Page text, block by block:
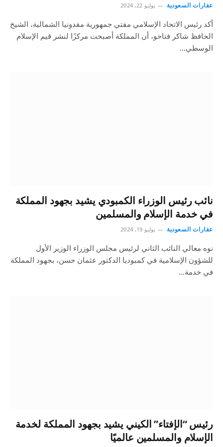
عقارات السعودية يوليو 22, 2024
أكد رئيس الاتحاد الإسلامي مفتي جمهورية مقدونيا الشمالية، الشيخ
الحافظ شاكر فتاحو، أن المملكة أصبحت مركزًا لنشر قيم الإسلام
الوسطي…
نائب رئيس الوزراء الكمبودي يشيد بجهود المملكة
في خدمة الإسلام والمسلمين
عقارات السعودية يوليو 19, 2024
نوه معالي النائب الثاني لرئيس مجلس الوزراء الوزير الأول
للشؤون الإسلامية في كمبوديا الدكتور عثمان حسن، بجهود المملكة
في خدمة…
رئيس “الإفتاء” الكيني يشيد بجهود المملكة لخدمة
الإسلام والمسلمين عالميًا